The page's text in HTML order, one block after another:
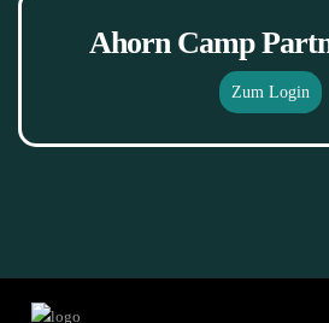
Ahorn Camp
Zum Login